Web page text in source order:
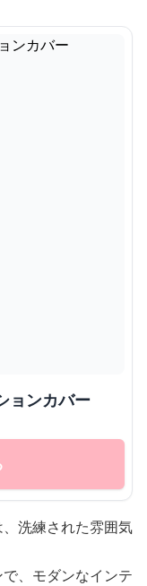
ョンカバー
洗練された雰囲気
、モダンなインテ